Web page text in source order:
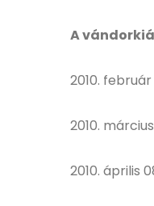
A
2010.
2010.
2010. április